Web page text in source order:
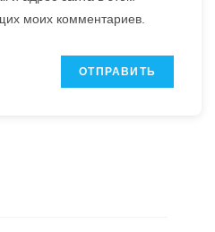
моих комментариев.